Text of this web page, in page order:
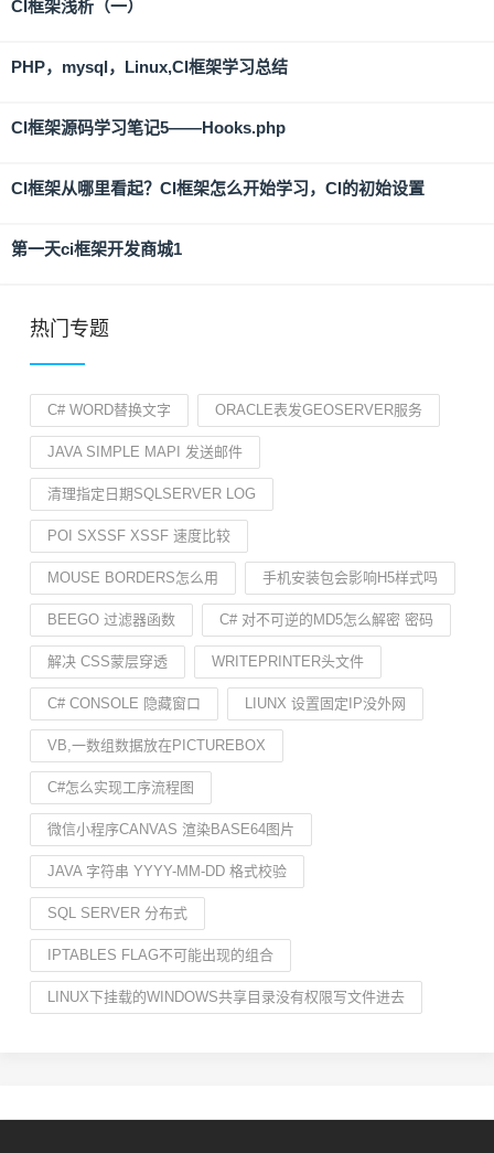
CI框架浅析（一）
PHP，mysql，Linux,CI框架学习总结
CI框架源码学习笔记5——Hooks.php
CI框架从哪里看起？CI框架怎么开始学习，CI的初始设置
第一天ci框架开发商城1
热门专题
C# WORD替换文字 ORACLE表发GEOSERVER服务
JAVA SIMPLE MAPI 发送邮件
清理指定日期SQLSERVER LOG
POI SXSSF XSSF 速度比较
MOUSE BORDERS怎么用 手机安装包会影响H5样式吗
BEEGO 过滤器函数 C# 对不可逆的MD5怎么解密 密码
解决 CSS蒙层穿透 WRITEPRINTER头文件
C# CONSOLE 隐藏窗口 LIUNX 设置固定IP没外网
VB,一数组数据放在PICTUREBOX
C#怎么实现工序流程图
微信小程序CANVAS 渲染BASE64图片
JAVA 字符串 YYYY-MM-DD 格式校验
SQL SERVER 分布式
IPTABLES FLAG不可能出现的组合
LINUX下挂载的WINDOWS共享目录没有权限写文件进去